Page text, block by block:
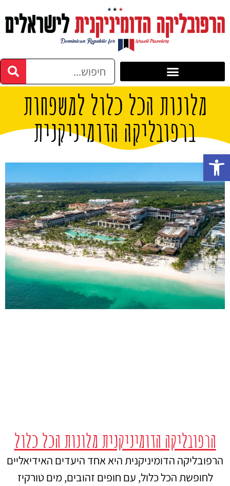
מלונות הכל כלול למשפחות
ברפובליקה הדומיניקנית
הרפובליקה הדומיניקנית מלונות הכל כלול
הרפובליקה הדומיניקנית היא אחד היעדים האידיאליים
לחופשת הכל כלול, עם חופים זהובים, מים טורקיז
פתח סרגל נגישות